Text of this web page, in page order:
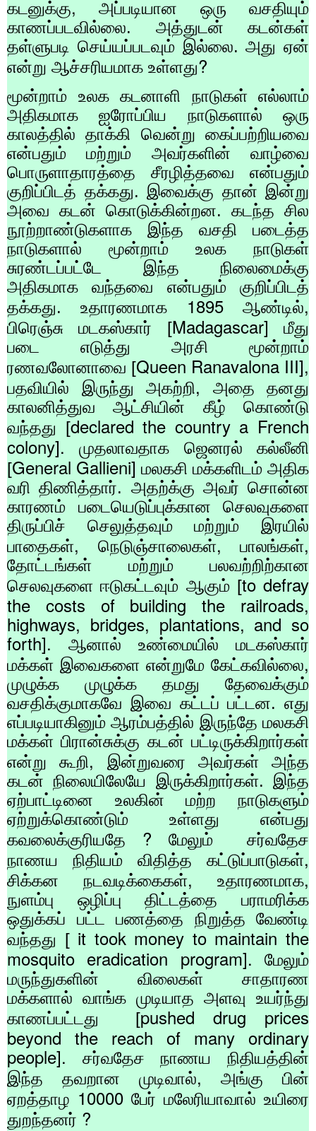
கடனுக்கு,அப்படியான ஒரு வசதியும்
காணப்படவில்லை. அத்துடன் கடன்கள்
தள்ளுபடி செய்யப்படவும் இல்லை. அது ஏன்
என்று ஆச்சரியமாக உள்ளது?
மூன்றாம் உலக கடனாளி நாடுகள் எல்லாம்
அதிகமாக ஐரோப்பிய நாடுகளால் ஒரு
காலத்தில் தாக்கி வென்று கைப்பற்றியவை
என்பதும் மற்றும் அவர்களின் வாழ்வை
பொருளாதாரத்தை சீரழித்தவை என்பதும்
குறிப்பிடத் தக்கது. இவைக்கு தான் இன்று
அவை கடன் கொடுக்கின்றன. கடந்த சில
நூற்றாண்டுகளாக இந்த வசதி படைத்த
நாடுகளால் மூன்றாம் உலக நாடுகள்
சுரண்டப்பட்டே இந்த நிலைமைக்கு
அதிகமாக வந்தவை என்பதும் குறிப்பிடத்
தக்கது. உதாரணமாக 1895ஆண்டில்,
பிரெஞ்சு மடகஸ்கார் [Madagascar]மீது
படை எடுத்து அரசி மூன்றாம்
ரணவலோனாவை [Queen Ranavalona III],
பதவியில் இருந்து அகற்றி,
அதை தனது
காலனித்துவ ஆட்சியின் கீழ் கொண்டு
வந்தது [declared the country a French
colony].முதலாவதாக ஜெனரல் கல்லீனி
[General Gallieni] மலகசி மக்களிடம் அதிக
வரி திணித்தார். அதற்க்கு அவர் சொன்ன
காரணம் படையெடுப்புக்கான செலவுகளை
திருப்பிச் செலுத்தவும் மற்றும் இரயில்
பாதைகள், நெடுஞ்சாலைகள், பாலங்கள்,
தோட்டங்கள் மற்றும் பலவற்றிற்கான
செலவுகளை ஈடுகட்டவும் ஆகும் [to defray
the costs of building the railroads,
highways, bridges, plantations, and so
forth]. ஆனால் உண்மையில் மடகஸ்கார்
மக்கள் இவைகளை என்றுமே கேட்கவில்லை,
முழுக்க முழுக்க தமது தேவைக்கும்
வசதிக்குமாகவே இவை கட்டப் பட்டன. எது
எப்படியாகினும் ஆரம்பத்தில் இருந்தே மலகசி
மக்கள் பிரான்சுக்கு கடன் பட்டிருக்கிறார்கள்
என்று கூறி,
இன்றுவரை அவர்கள் அந்த
கடன் நிலையிலேயே இருக்கிறார்கள். இந்த
ஏற்பாட்டினை உலகின் மற்ற நாடுகளும்
ஏற்றுக்கொண்டும் உள்ளது என்பது
கவலைக்குரியதே ? மேலும்
சர்வதேச
நாணய நிதியம் விதித்த கட்டுப்பாடுகள்,
சிக்கன நடவடிக்கைகள், உதாரணமாக,
நுளம்பு ஒழிப்பு திட்டத்தை பராமரிக்க
ஒதுக்கப் பட்ட பணத்தை நிறுத்த வேண்டி
வந்தது [ it took money to maintain the
mosquito eradication program].
மேலும்
மருந்துகளின் விலைகள் சாதாரண
மக்களால் வாங்க முடியாத அளவு உயர்ந்து
காணப்பட்டது
[pushed drug prices
beyond the reach of many ordinary
people].
சர்வதேச நாணய நிதியத்தின்
இந்த தவறான முடிவால்,
அங்கு பின்
ஏறத்தாழ 10000 பேர் மலேரியாவால் உயிரை
துறந்தனர் ?